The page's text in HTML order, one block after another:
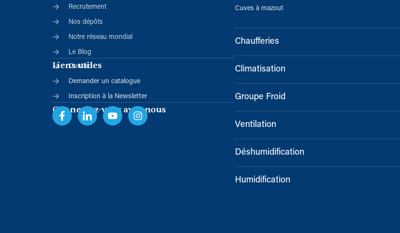
Recrutement
Nos dépôts
Notre réseau mondial
Le Blog
Liens utiles
Contact
Demander un catalogue
Inscription à la Newsletter
Connectez-vous avec nous
Cuves à mazout
Chaufferies
Climatisation
Groupe Froid
Ventilation
Déshumidification
Humidification